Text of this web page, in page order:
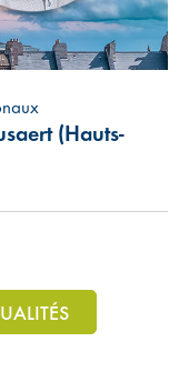
(Hauts-